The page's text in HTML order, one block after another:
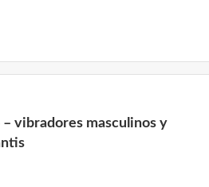
vibradores masculinos y